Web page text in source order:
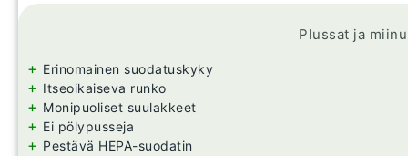
Plussat ja
+ Erinomainen suodatuskyky
+ Itseoikaiseva runko
+ Monipuoliset suulakkeet
+ Ei pölypusseja
+ Pestävä HEPA-suodatin